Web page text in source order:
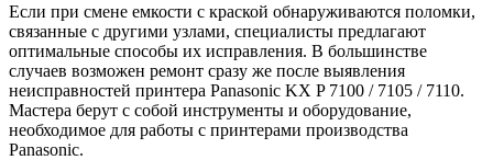
Если при смене емкости с краской обнаруживаются поломки,
связанные с другими узлами, специалисты предлагают
оптимальные способы их исправления. В большинстве
случаев возможен ремонт сразу же после выявления
неисправностей принтера Panasonic KX P 7100 / 7105 / 7110.
Мастера берут с собой инструменты и оборудование,
необходимое для работы с принтерами производства
Panasonic.